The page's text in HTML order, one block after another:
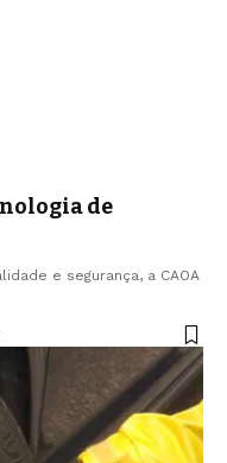
de
e segurança, a CAOA